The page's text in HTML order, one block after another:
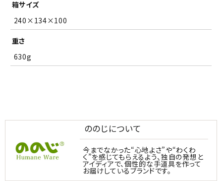
箱サイズ
240×134×100
重さ
630g
ののじについて
今までなかった“心地よさ”や“わくわ
く”を感じてもらえるよう、独自の発想と
アイディアで、個性的な手道具を作って
お届けしているブランドです。